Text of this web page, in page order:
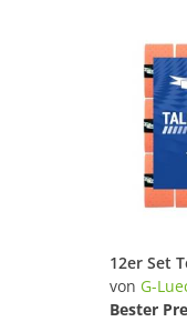
von G-
Bester